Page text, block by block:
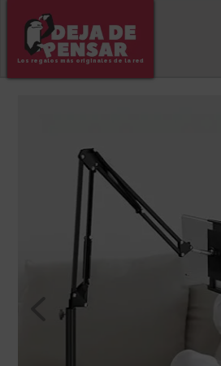
Los regalos más originales de la red